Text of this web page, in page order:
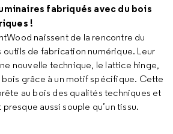
fabriqués avec du bois
!
naissent de la rencontre du
de fabrication numérique. Leur
nouvelle technique, le lattice hinge,
grâce à un motif spécifique. Cette
au bois des qualités techniques et
aussi souple qu’un tissu.